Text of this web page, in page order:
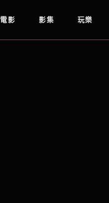
電影 影集 玩樂